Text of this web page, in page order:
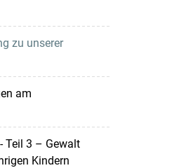
zu unserer
am
Teil 3 – Gewalt
Kindern